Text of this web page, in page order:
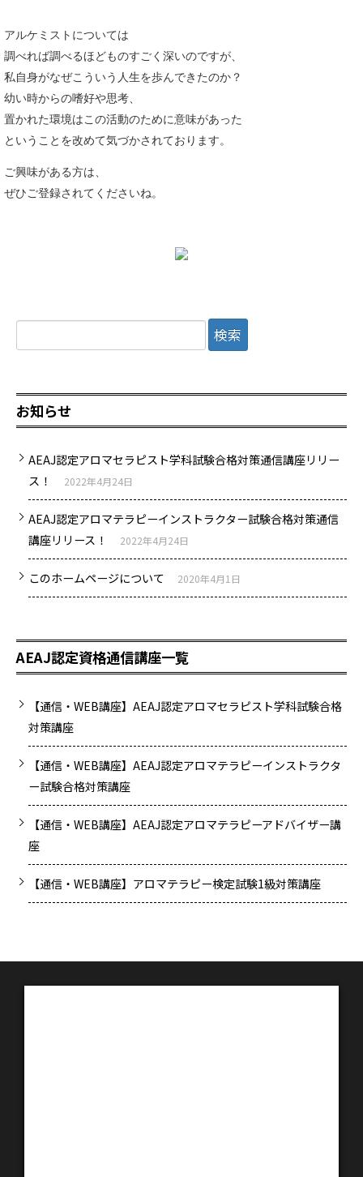
アルケミストについては
調べれば調べるほどものすごく深いのですが、
私自身がなぜこういう人生を歩んできたのか？
幼い時からの嗜好や思考、
置かれた環境はこの活動のために意味があった
ということを改めて気づかされております。
ご興味がある方は、
ぜひご登録されてくださいね。
索:
お知らせ
AEAJ認定アロマセラピスト学科試験合格対策通信講座リリー
ス！
2022年4月24日
AEAJ認定アロマテラピーインストラクター試験合格対策通信
講座リリース！
2022年4月24日
このホームページについて 2020年4月1日
AEAJ認定資格通信講座一覧
【通信・WEB講座】AEAJ認定アロマセラピスト学科試験合格
対策講座
【通信・WEB講座】AEAJ認定アロマテラピーインストラクタ
ー試験合格対策講座
【通信・WEB講座】AEAJ認定アロマテラピーアドバイザー講
座
【通信・WEB講座】アロマテラピー検定試験1級対策講座